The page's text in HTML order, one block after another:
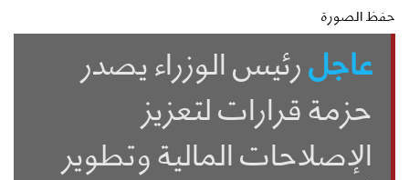
حفظ الصورة
عاجلرئيس الوزراء يصدر
حزمة قرارات لتعزيز
الإصلاحات المالية وتطوير